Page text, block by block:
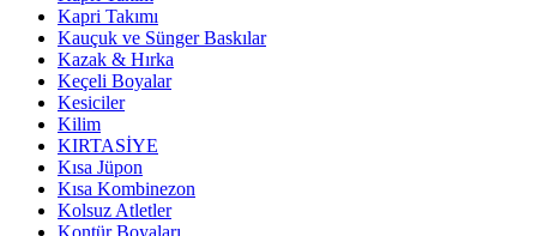
Kapri Takımı
Kauçuk ve Sünger Baskılar
Kazak & Hırka
Keçeli Boyalar
Kesiciler
Kilim
KIRTASİYE
Kısa Jüpon
Kısa Kombinezon
Kolsuz Atletler